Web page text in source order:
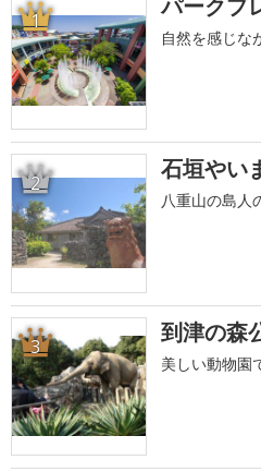
1
自然を感じな
2 石垣やい
八重山の島人
3 到津の森
美しい動物園